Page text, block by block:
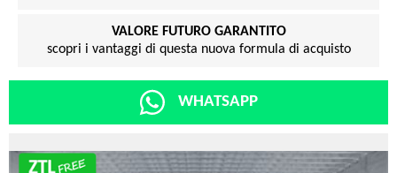
VALORE FUTURO GARANTITO
scopri i vantaggi di questa nuova formula di acquisto
WHATSAPP